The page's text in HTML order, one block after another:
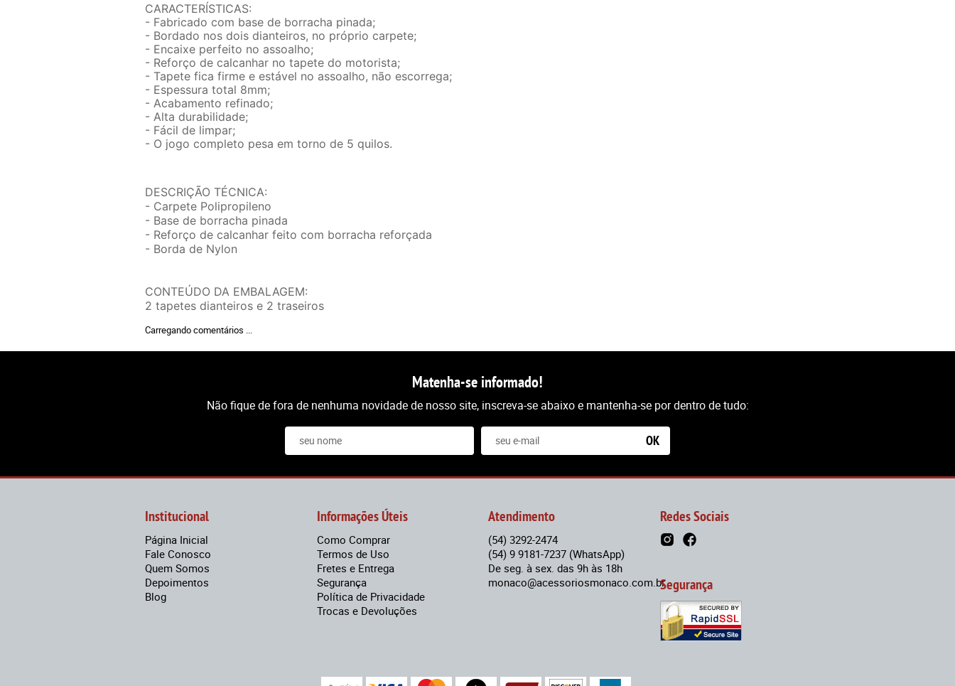
CARACTERÍSTICAS:
- Fabricado com base de borracha pinada;
- Bordado nos dois dianteiros, no próprio carpete;
- Encaixe perfeito no assoalho;
- Reforço de calcanhar no tapete do motorista;
- Tapete fica firme e estável no assoalho, não escorrega;
- Espessura total 8mm;
- Acabamento refinado;
- Alta durabilidade;
- Fácil de limpar;
- O jogo completo pesa em torno de 5 quilos.
DESCRIÇÃO TÉCNICA:
- Carpete Polipropileno
- Base de borracha pinada
- Reforço de calcanhar feito com borracha reforçada
- Borda de Nylon
CONTEÚDO DA EMBALAGEM:
2 tapetes dianteiros e 2 traseiros
Carregando comentários ...
Matenha-se informado!
Não fique de fora de nenhuma novidade de nosso site, inscreva-se abaixo e mantenha-se por dentro de tudo:
OK
Institucional
Página Inicial
Fale Conosco
Quem Somos
Depoimentos
Blog
Informações Úteis
Como Comprar
Termos de Uso
Fretes e Entrega
Segurança
Política de Privacidade
Trocas e Devoluções
Atendimento
(54) 3292-2474
(54) 9 9181-7237 (WhatsApp)
De seg. à sex. das 9h às 18h
monaco@acessoriosmonaco.com.br
Redes Sociais
Segurança